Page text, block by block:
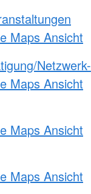
Maps Ansicht
Netzwerk-
Maps Ansicht
Maps Ansicht
Maps Ansicht